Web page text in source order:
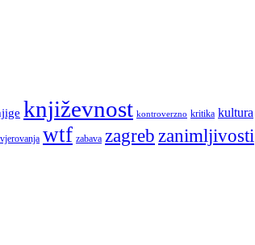
književnost kontroverzno kritika kultura
vjerovanja wtf zabava zagreb zanimljivosti